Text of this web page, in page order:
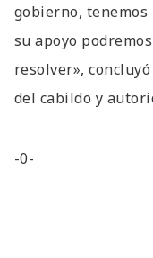
gobierno, tenemos
su apoyo
resolver»,
del cabildo y
-0-